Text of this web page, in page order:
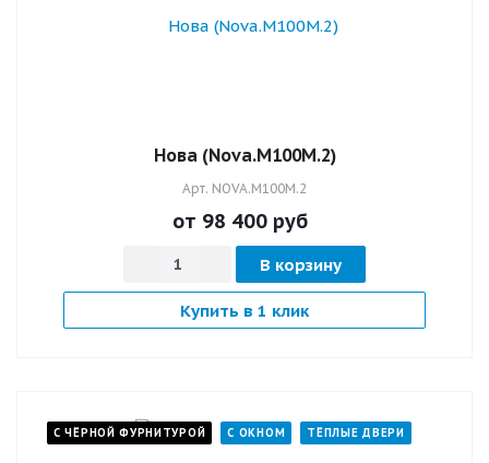
Нова (Nova.M100M.2)
Арт. NOVA.M100M.2
от 98 400 руб
В корзину
Купить в 1 клик
С ЧЁРНОЙ ФУРНИТУРОЙ С ОКНОМ ТЁПЛЫЕ ДВЕРИ